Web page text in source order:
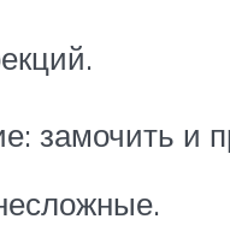
замочить и